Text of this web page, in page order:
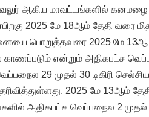
வேலுர் ஆகிய மாவட்டங்களில்
2025 மே 18ஆம் தேதி வரை
பொறுத்தவரை 2025 மே
காணப்படும் என்றும் அதிகபட்ச
29 முதல் 30 டிகிரி
2025 மே 13ஆம்
அதிகபட்ச வெப்பநைல 2 முதல்